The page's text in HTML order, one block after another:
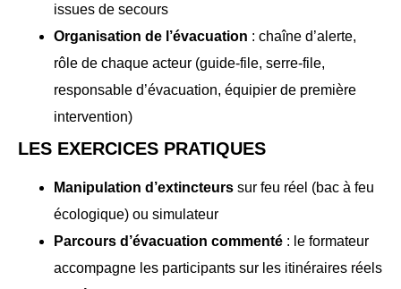
issues de secours
Organisation de l’évacuation : chaîne d’alerte,
rôle de chaque acteur (guide-file, serre-file,
responsable d’évacuation, équipier de première
intervention)
LES EXERCICES PRATIQUES
Manipulation d’extincteurs sur feu réel (bac à feu
écologique) ou simulateur
Parcours d’évacuation commenté : le formateur
accompagne les participants sur les itinéraires réels